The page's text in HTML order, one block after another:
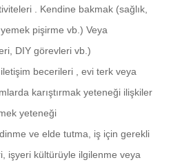
. Kendine bakmak (sağlık,
pişirme vb.) Veya
DIY görevleri vb.)
becerileri , evi terk veya
karıştırmak yeteneği ilişkiler
yeteneği
ve elde tutma, iş için gerekli
işyeri kültürüyle ilgilenme veya